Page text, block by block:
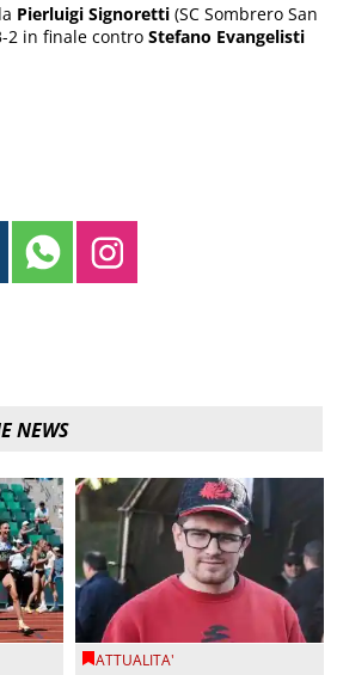
Pierluigi Signoretti (SC Sombrero San
2 in finale controStefano Evangelisti
NEWS
ATTUALITA'